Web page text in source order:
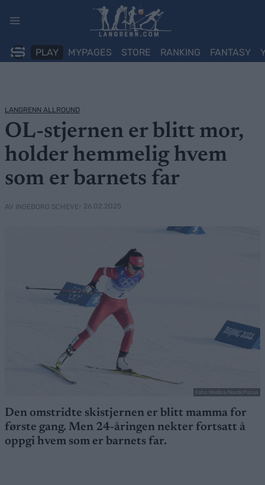
PLAY MYPAGES STORE RANKING FANTASY
LANGRENN ALLROUND
OL-stjernen er blitt mor,
holder hemmelig hvem
som er barnets far
AV INGEBORG SCHEVE• 26.02.2025
Foto: Modica/NordicFocus
Den omstridte skistjernen er blitt mamma for
første gang. Men 24-åringen nekter fortsatt å
oppgi hvem som er barnets far.